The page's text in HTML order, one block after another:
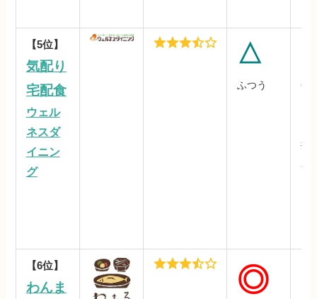
【5位】
気配り
宅配食
ウェル
ネスダ
イニン
グ
△
ふつう
援
宅
【6位】
わんま
◎